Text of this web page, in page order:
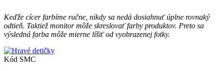
Keďže cícer farbíme ručne, nikdy sa nedá dosiahnuť úplne rovnaký
odtieň. Taktiež monitor môže skreslovať farby produktov. Preto sa
výsledná farba môže mierne líšiť od vyobrazenej fotky.
Kód SMC